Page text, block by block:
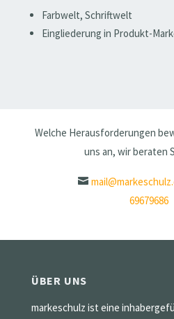
Farbwelt, Schriftwelt
Eingliederung in Produkt-
Welche Herausforderungen
uns an, wir beraten
69679686
ÜBER UNS
markeschulz ist eine